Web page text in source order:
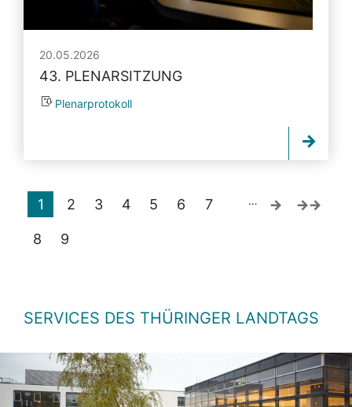
20.05.2026
43. PLENARSITZUNG
Plenarprotokoll
1 2 3 4 5 6 7
8 9
…
SERVICES DES THÜRINGER LANDTAGS